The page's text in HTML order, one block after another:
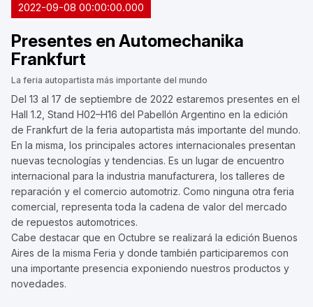
2022-09-08 00:00:00.000
Presentes en Automechanika
Frankfurt
La feria autopartista más importante del mundo
Del 13 al 17 de septiembre de 2022 estaremos presentes en el
Hall 1.2, Stand H02–H16 del Pabellón Argentino en la edición
de Frankfurt de la feria autopartista más importante del mundo.
En la misma, los principales actores internacionales presentan
nuevas tecnologías y tendencias. Es un lugar de encuentro
internacional para la industria manufacturera, los talleres de
reparación y el comercio automotriz. Como ninguna otra feria
comercial, representa toda la cadena de valor del mercado
de repuestos automotrices.
Cabe destacar que en Octubre se realizará la edición Buenos
Aires de la misma Feria y donde también participaremos con
una importante presencia exponiendo nuestros productos y
novedades.